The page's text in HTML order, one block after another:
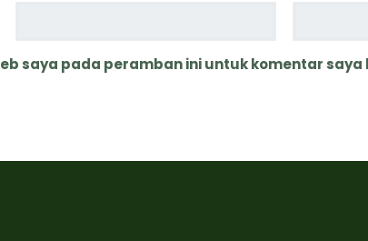
saya pada peramban ini untuk komentar